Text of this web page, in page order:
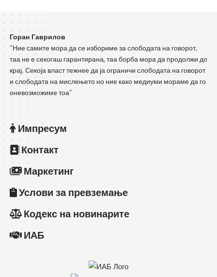
Горан Гаврилов
“Ние самите мора да се избориме за слободата на говорот,
таа не е секогаш гарантирана, таа борба мора да продолжи до
крај. Секоја власт тежнее да ја ограничи слободата на говорот
и слободата на мислењето но ние како медиуми мораме да го
оневозможиме тоа”
Импресум
Контакт
Маркетинг
Услови за превземање
Кодекс на новинарите
ИАБ